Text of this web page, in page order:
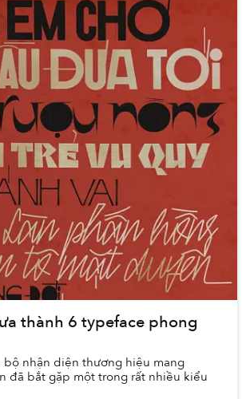
thành 6 typeface phong
nhận diện thương hiệu mang
đã bắt gặp một trong rất nhiều kiểu